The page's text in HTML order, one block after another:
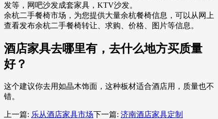
发等，网吧沙发成套家具，KTV沙发。
余杭二手餐椅市场，为您提供大量余杭餐椅信息，可以从网上
查看发布余杭二手餐椅转让、求购、价格、图片等信息。
酒店家具去哪里有，去什么地方买质量
好？
这个建议你去用如晶木饰面，这种板材适合酒店用，质量也不
错。
上一篇: 乐从酒店家具市场下一篇: 济南酒店家具定制